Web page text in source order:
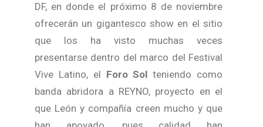
DF, en donde el próximo 8 de noviembre
ofrecerán un gigantesco show en el sitio
que los ha visto muchas veces
presentarse dentro del marco del Festival
Vive Latino, el Foro Sol teniendo como
banda abridora a REYNO, proyecto en el
que León y compañía creen mucho y que